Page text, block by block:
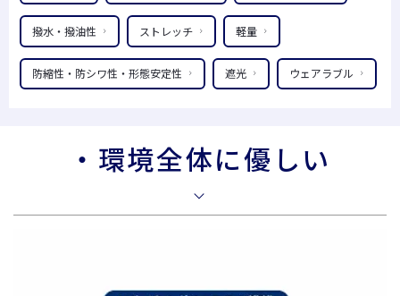
撥水・撥油性 ストレッチ 軽量
防縮性・防シワ性・形態安定性 遮光 ウェアラブル
・環境全体に優しい